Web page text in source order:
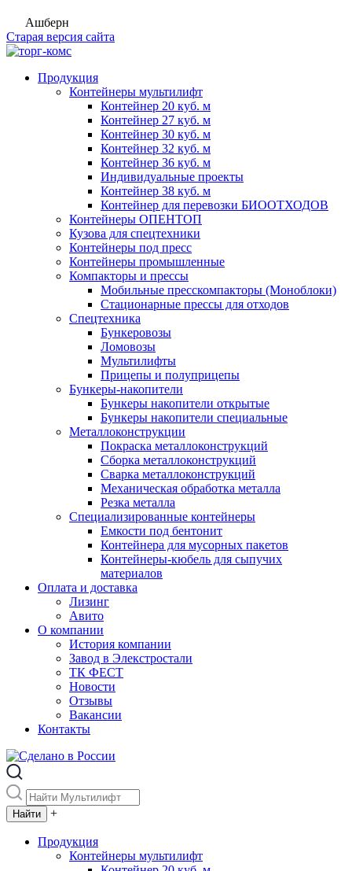
Ашберн
Старая версия сайта
Продукция
Контейнеры мультилифт
Контейнер 20 куб. м
Контейнер 27 куб. м
Контейнер 30 куб. м
Контейнер 32 куб. м
Контейнер 36 куб. м
Индивидуальные проекты
Контейнер 38 куб. м
Контейнер для перевозки БИООТХОДОВ
Контейнеры ОПЕНТОП
Кузова для спецтехники
Контейнеры под пресс
Контейнеры промышленные
Компакторы и прессы
Мобильные пресскомпакторы (Моноблоки)
Стационарные прессы для отходов
Спецтехника
Бункеровозы
Ломовозы
Мультилифты
Прицепы и полуприцепы
Бункеры-накопители
Бункеры накопители открытые
Бункеры накопители специальные
Металлоконструкции
Покраска металлоконструкций
Сборка металлоконструкций
Сварка металлоконструкций
Механическая обработка металла
Резка металла
Специализированные контейнеры
Емкости под бентонит
Контейнера для мусорных пакетов
Контейнеры-кюбель для сыпучих
материалов
Оплата и доставка
Лизинг
Авито
О компании
История компании
Завод в Элекстростали
ТК ФЕСТ
Новости
Отзывы
Вакансии
Контакты
+
Продукция
Контейнеры мультилифт